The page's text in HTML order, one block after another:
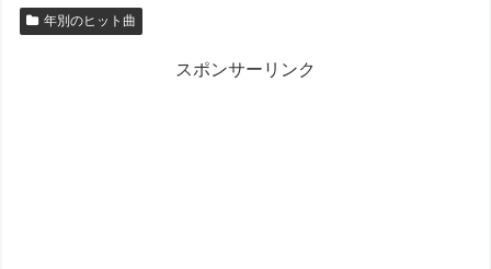
年別のヒット曲
スポンサーリンク